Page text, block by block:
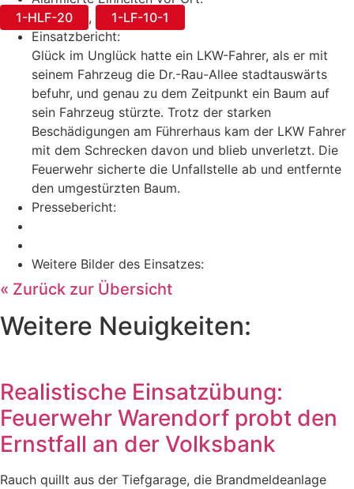
1-HLF-20
,
1-LF-10-1
Einsatzbericht:
Glück im Unglück hatte ein LKW-Fahrer, als er mit
seinem Fahrzeug die Dr.-Rau-Allee stadtauswärts
befuhr, und genau zu dem Zeitpunkt ein Baum auf
sein Fahrzeug stürzte. Trotz der starken
Beschädigungen am Führerhaus kam der LKW Fahrer
mit dem Schrecken davon und blieb unverletzt. Die
Feuerwehr sicherte die Unfallstelle ab und entfernte
den umgestürzten Baum.
Pressebericht:
Weitere Bilder des Einsatzes:
« Zurück zur Übersicht
Weitere Neuigkeiten:
Realistische Einsatzübung:
Feuerwehr Warendorf probt den
Ernstfall an der Volksbank
Rauch quillt aus der Tiefgarage, die Brandmeldeanlage